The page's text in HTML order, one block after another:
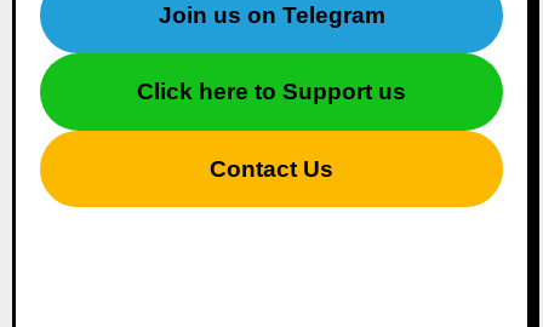
Join us on Telegram
Click here to Support us
Contact Us